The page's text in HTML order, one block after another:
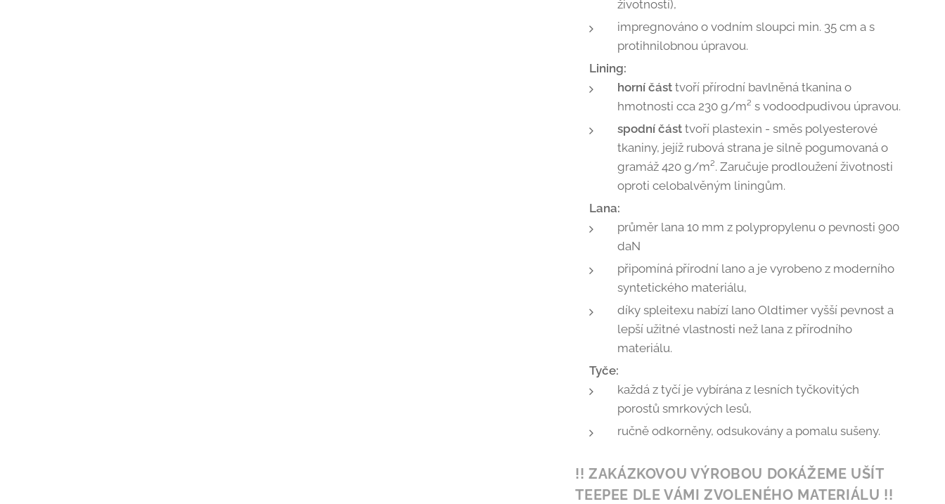
životností),
impregnováno o vodním sloupci min. 35 cm a s
protihnilobnou úpravou.
Lining:
horní částtvoří přírodní bavlněná tkanina o
hmotnosti cca 230 g/m² s vodoodpudivou úpravou.
spodní částtvoří plastexin - směs polyesterové
tkaniny, jejíž rubová strana je silně pogumovaná o
gramáž 420 g/m². Zaručuje prodloužení životnosti
oproti celobalvěným liningům.
Lana:
průměr lana 10 mm z polypropylenu o pevnosti 900
daN
připomíná přírodní lano a je vyrobeno z moderního
syntetického materiálu,
díky spleitexu nabízí lano Oldtimer vyšší pevnost a
lepší užitné vlastnosti než lana z přírodního
materiálu.
Tyče:
každá z tyčí je vybírána z lesních tyčkovitých
porostů smrkových lesů,
ručně odkorněny, odsukovány a pomalu sušeny.
!! ZAKÁZKOVOU VÝROBOU DOKÁŽEME UŠÍT
TEEPEE DLE VÁMI ZVOLENÉHO MATERIÁLU !!